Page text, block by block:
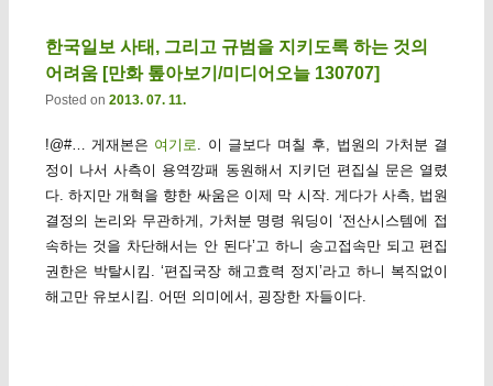
한국일보 사태, 그리고 규범을 지키도록 하는 것의
어려움 [만화 톺아보기/미디어오늘 130707]
Posted on 2013. 07. 11.
!@#… 게재본은 여기로. 이 글보다 며칠 후, 법원의 가처분 결
정이 나서 사측이 용역깡패 동원해서 지키던 편집실 문은 열렸
다. 하지만 개혁을 향한 싸움은 이제 막 시작. 게다가 사측, 법원
결정의 논리와 무관하게, 가처분 명령 워딩이 ‘전산시스템에 접
속하는 것을 차단해서는 안 된다’고 하니 송고접속만 되고 편집
권한은 박탈시킴. ‘편집국장 해고효력 정지’라고 하니 복직없이
해고만 유보시킴. 어떤 의미에서, 굉장한 자들이다.